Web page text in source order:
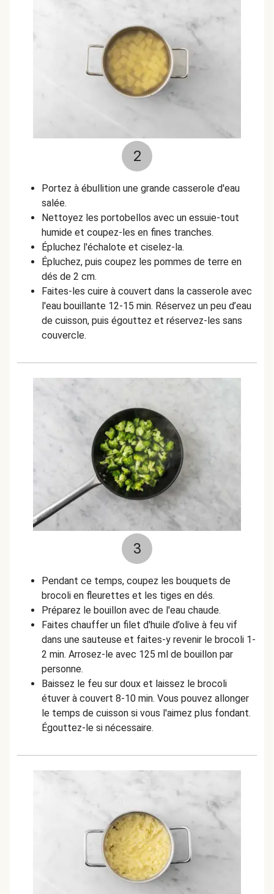
2
Portez à ébullition une grande casserole d'eau
salée.
Nettoyez les portobellos avec un essuie-tout
humide et coupez-les en fines tranches.
Épluchez l'échalote et ciselez-la.
Épluchez, puis coupez les pommes de terre en
dés de 2 cm.
Faites-les cuire à couvert dans la casserole avec
l'eau bouillante 12-15 min. Réservez un peu d’eau
de cuisson, puis égouttez et réservez-les sans
couvercle.
3
Pendant ce temps, coupez les bouquets de
brocoli en fleurettes et les tiges en dés.
Préparez le bouillon avec de l'eau chaude.
Faites chauffer un filet d'huile d’olive à feu vif
dans une sauteuse et faites-y revenir le brocoli 1-
2 min. Arrosez-le avec 125 ml de bouillon par
personne.
Baissez le feu sur doux et laissez le brocoli
étuver à couvert 8-10 min. Vous pouvez allonger
le temps de cuisson si vous l'aimez plus fondant.
Égouttez-le si nécessaire.